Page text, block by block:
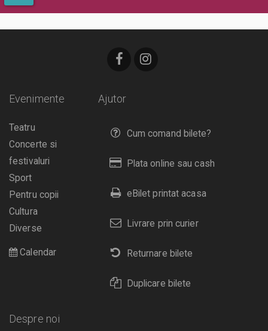
Ajutor
Cum comand bilete?
Plata online sau cash
eBilet printat acasa
Livrare prin curier
Returnare bilete
Duplicare bilete
Evenimente
Teatru
Concerte si
festivaluri
Sport
Pentru copii
Cultura
Diverse
Calendar
Despre noi